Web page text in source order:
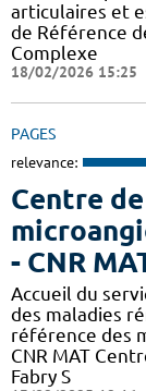
articulaires et
de Référence
Complexe
18/02/2026 15:25
PAGES
relevance:
Centre
- CNR
Accueil du
des maladies
référence des
CNR MAT
Fabry S